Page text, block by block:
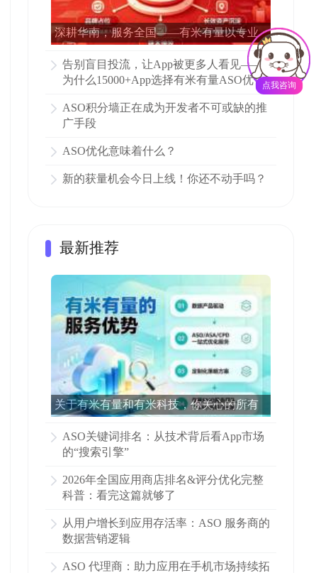
点我咨询
深耕华南，服务全国——有米有量以专业
告别盲目投流，让App被更多人看见——
为什么15000+App选择有米有量ASO优化
ASO积分墙正在成为开发者不可或缺的推
广手段
ASO优化意味着什么？
新的获量机会今日上线！你还不动手吗？
最新推荐
关于有米有量和有米科技，你关心的所有
ASO关键词排名：从技术背后看App市场
的“搜索引擎”
2026年全国应用商店排名&评分优化完整
科普：看完这篇就够了
从用户增长到应用存活率：ASO 服务商的
数据营销逻辑
ASO 代理商：助力应用在手机市场持续拓